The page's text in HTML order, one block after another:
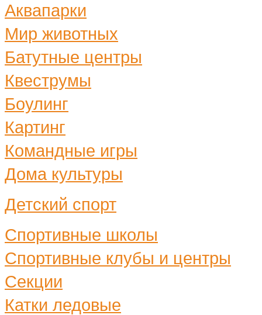
Аквапарки
Мир животных
Батутные центры
Квеструмы
Боулинг
Картинг
Командные игры
Дома культуры
Детский спорт
Спортивные школы
Спортивные клубы и центры
Секции
Катки ледовые